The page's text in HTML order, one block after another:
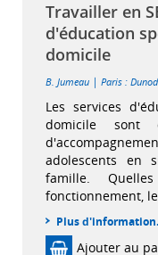
Travailler en
d'éducation
domicile
B. Jumeau | Paris : Dunod
Les services
domicile sont
adolescents en
famille.
fonctionnement,
Plus
Ajouter au